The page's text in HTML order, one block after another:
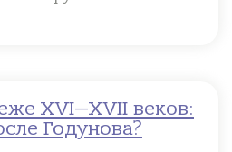
XVI—XVII веков:
Годунова?